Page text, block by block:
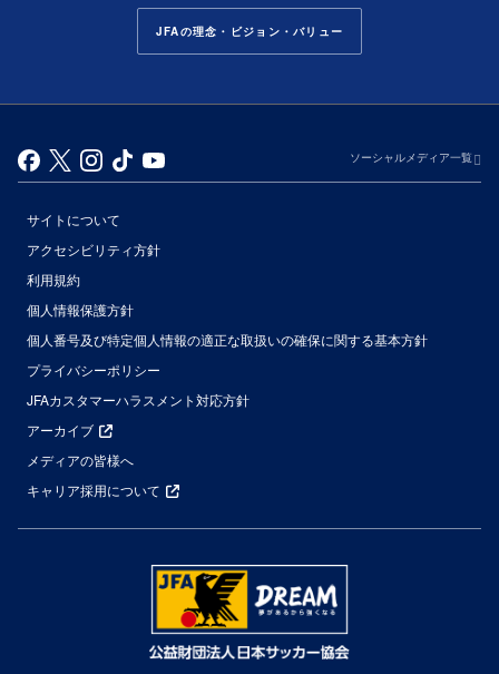
JFAの理念・ビジョン・バリュー
ソーシャルメディア一覧
サイトについて
アクセシビリティ方針
利用規約
個人情報保護方針
個人番号及び特定個人情報の適正な取扱いの確保に関する基本方針
プライバシーポリシー
JFAカスタマーハラスメント対応方針
アーカイブ
メディアの皆様へ
キャリア採用について